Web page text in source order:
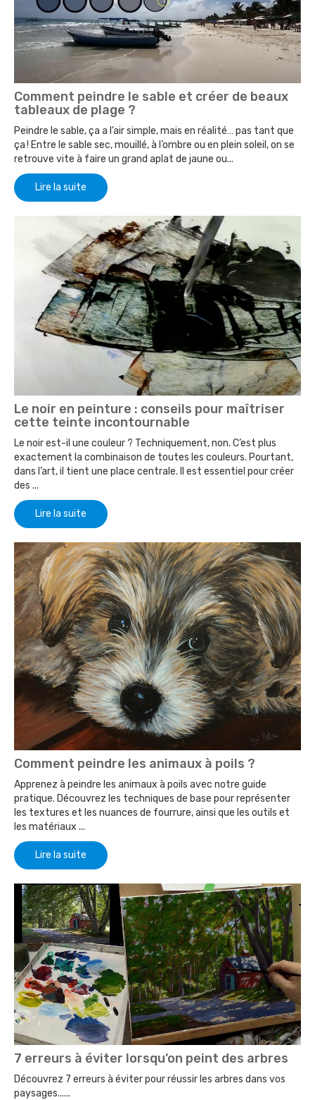
Comment peindre le sable et créer de beaux
tableaux de plage ?
Peindre le sable, ça a l’air simple, mais en réalité… pas tant que
ça ! Entre le sable sec, mouillé, à l’ombre ou en plein soleil, on se
retrouve vite à faire un grand aplat de jaune ou...
Lire la suite
Le noir en peinture : conseils pour maîtriser
cette teinte incontournable
Le noir est-il une couleur ? Techniquement, non. C’est plus
exactement la combinaison de toutes les couleurs. Pourtant,
dans l’art, il tient une place centrale. Il est essentiel pour créer
des ...
Lire la suite
Comment peindre les animaux à poils ?
Apprenez à peindre les animaux à poils avec notre guide
pratique. Découvrez les techniques de base pour représenter
les textures et les nuances de fourrure, ainsi que les outils et
les matériaux ...
Lire la suite
7 erreurs à éviter lorsqu’on peint des arbres
Découvrez 7 erreurs à éviter pour réussir les arbres dans vos
paysages......